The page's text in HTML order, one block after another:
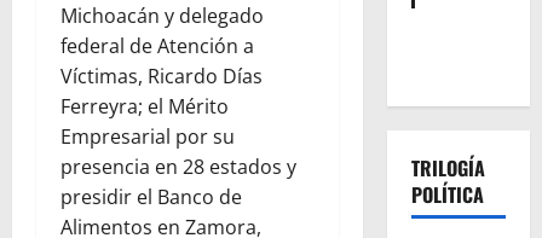
Michoacán y delegado
federal de Atención a
Víctimas, Ricardo Días
Ferreyra; el Mérito
Empresarial por su
presencia en 28 estados y
presidir el Banco de
Alimentos en Zamora,
TRILOGÍA
POLÍTICA